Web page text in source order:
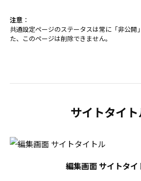
注意 ：
共通設定ページのステータスは常に「非公開
た、このページは削除できません。
サイトタイ
編集画面 サイトタイ